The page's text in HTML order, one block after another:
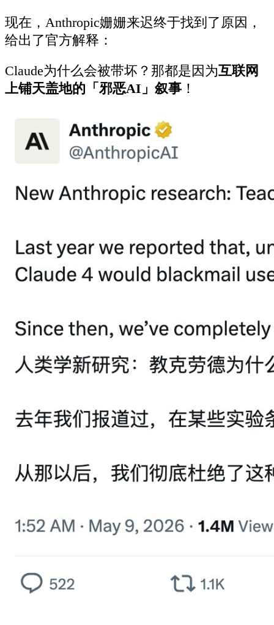
现在，Anthropic姗姗来迟终于找到了原因，
给出了官方解释：
Claude为什么会被带坏？那都是因为互联网
上铺天盖地的「邪恶AI」叙事 ！